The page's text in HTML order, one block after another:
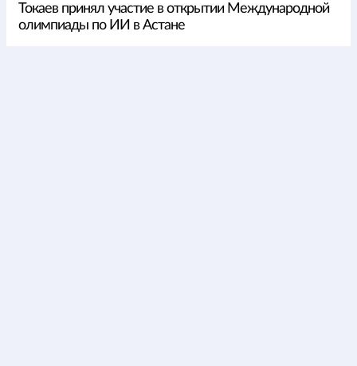
Токаев принял участие в открытии Международной
олимпиады по ИИ в Астане